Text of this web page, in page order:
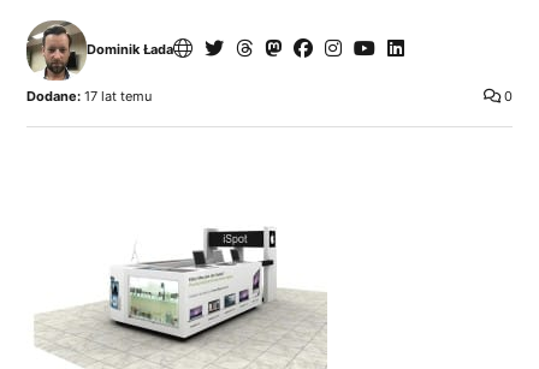
Dominik Łada
0
Dodane: 17 lat temu